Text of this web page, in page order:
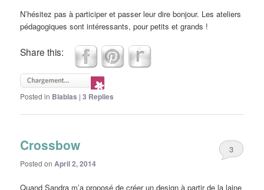
N’hésitez pas à participer et passer leur dire bonjour. Les ateliers
pédagogiques sont intéressants, pour petits et grands !
Share this:
Posted in Blablas |3 Replies
Crossbow
Posted on April 2, 2014
3
Quand Sandra m’a proposé de créer un design à partir de la laine